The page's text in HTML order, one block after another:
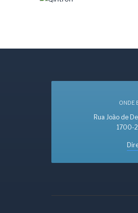
ONDE
Rua João de
1700-